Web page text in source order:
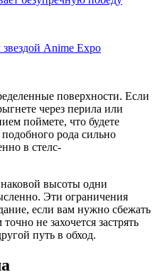
Anime Expo
поверхности. Если
через перила или
поймете, что будете
рода сильно
в стелс-
высоты одни
Эти ограничения
если вам нужно сбежать
не захочется застрять
путь в обход.